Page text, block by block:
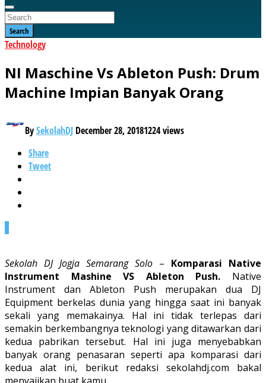
Search
Technology
NI Maschine Vs Ableton Push: Drum
Machine Impian Banyak Orang
BySekolahDJ December 28, 20181224 views
Share
Tweet
Sekolah DJ Jogja Semarang Solo – Komparasi Native
Instrument Mashine VS Ableton Push. Native
Instrument dan Ableton Push merupakan dua DJ
Equipment berkelas dunia yang hingga saat ini banyak
sekali yang memakainya. Hal ini tidak terlepas dari
semakin berkembangnya teknologi yang ditawarkan dari
kedua pabrikan tersebut. Hal ini juga menyebabkan
banyak orang penasaran seperti apa komparasi dari
kedua alat ini, berikut redaksi sekolahdj.com bakal